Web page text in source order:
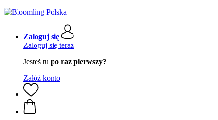
Zaloguj się
Zaloguj się teraz
Jesteś tu po raz pierwszy?
Załóż konto